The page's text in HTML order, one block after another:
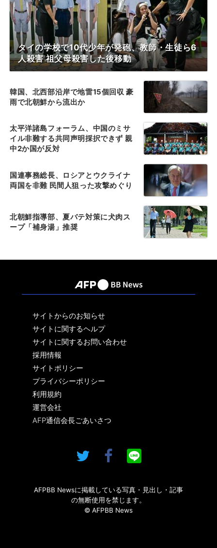
タイの学校で10代少年が発砲、教師・生徒ら6
人殺害 祖父母殺害した後移動
韓国、北西部沿岸で地雷15個回収 豪
雨で北朝鮮から流出か
太平洋諸島フォーラム、中国のミサ
イル非難する共同声明採択できず 親
中2か国が反対
国連事務総長、ロシアとウクライナ
両国を非難 民間人狙った攻撃めぐり
北朝鮮指導部、夏バテ対策に犬肉ス
ープ「補身湯」推奨
サイトからのお知らせ
サイトに関するヘルプ
サイトに関するお問い合わせ
採用情報
サイトポリシー
プライバシーポリシー
利用規約
運営会社
AFP通信会長ごあいさつ
AFPBB Newsに掲載している写真・見出し・記事
の無断使用を禁じます。
© AFPBB News